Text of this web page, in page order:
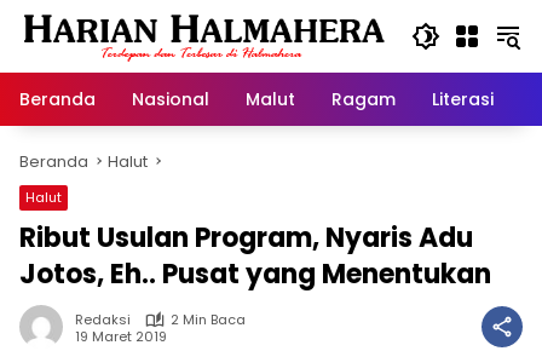
Langsung
Beranda
Nasional Malut Ragam Literasi
Beranda Halut
Halut
Ribut Usulan Program, Nyaris Adu
Jotos, Eh.. Pusat yang Menentukan
Redaksi
2 Min Baca
19 Maret 2019